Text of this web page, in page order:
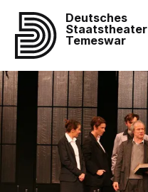
Deutsches
Staatstheater
Temeswar